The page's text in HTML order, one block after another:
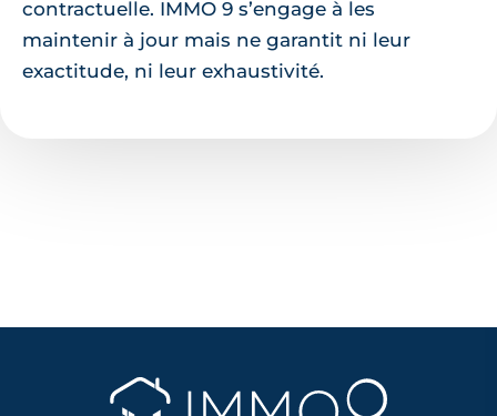
contractuelle. IMMO 9 s’engage à les
maintenir à jour mais ne garantit ni leur
exactitude, ni leur exhaustivité.